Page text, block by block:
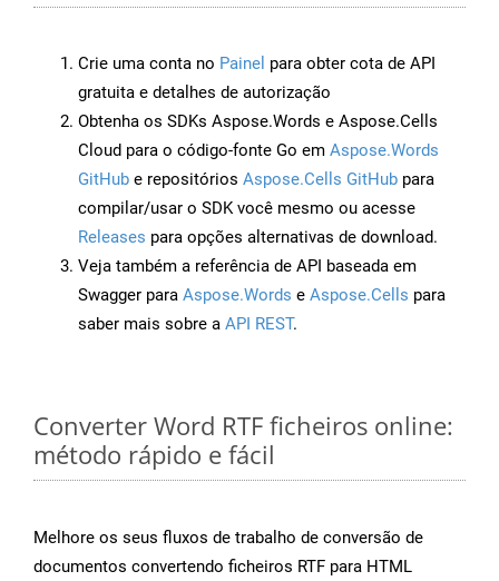
Crie uma conta no Painel para obter cota de API
gratuita e detalhes de autorização
Obtenha os SDKs Aspose.Words e Aspose.Cells
Cloud para o código-fonte Go em Aspose.Words
GitHub e repositórios Aspose.Cells GitHub para
compilar/usar o SDK você mesmo ou acesse
Releases para opções alternativas de download.
Veja também a referência de API baseada em
Swagger para Aspose.Words e Aspose.Cells para
saber mais sobre a API REST.
Converter Word RTF ficheiros online:
método rápido e fácil
Melhore os seus fluxos de trabalho de conversão de
documentos convertendo ficheiros RTF para HTML